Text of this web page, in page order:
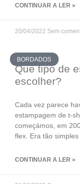
CONTINUAR A LER »
20/04/2022 Sem
BORDADOS
Que tipo de
escolher?
Cada vez parece
estampagem de t-
começámos, em
flex. Era tão simples
CONTINUAR A LER »